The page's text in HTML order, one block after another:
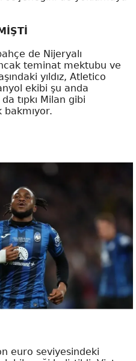
de Nijeryalı
teminat mektubu ve
yıldız, Atletico
ekibi şu anda
tıpkı Milan gibi
bakmıyor.
euro seviyesindeki